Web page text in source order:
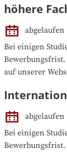
höhere
abgelaufen
Bei einigen
auf unserer
abgelaufen
Bei einigen